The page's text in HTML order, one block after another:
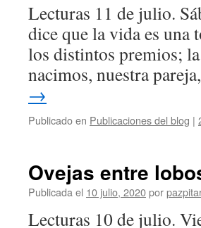
Lecturas 11 de julio.
dice que la vida es una
los distintos premios;
nacimos, nuestra
→
Publicado en Publicaciones del blog |
Ovejas entre
Publicada el 10 julio, 2020por
Lecturas 10 de julio.